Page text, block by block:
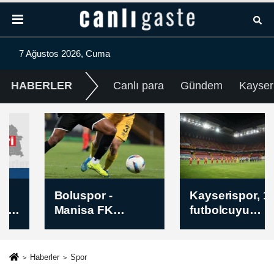
7 Ağustos 2026, Cuma
HABERLER Canlı para Gündem
Boluspor -
Manisa FK
Kayserispor, 15
futbolcuyu
Haberler Spor